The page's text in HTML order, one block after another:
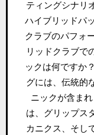
ティングシナリ
ハイブリッドパ
クラブのパフォ
リッドクラブで
ックは何ですか
グには、伝統的
ニックが含ま
は、グリップス
カニクス、そし